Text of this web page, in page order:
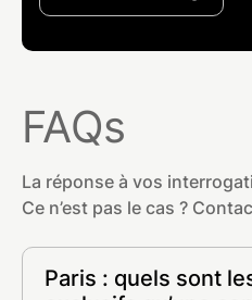
FAQs
La réponse à vos
Ce n’est pas le cas ?
Paris : quels sont